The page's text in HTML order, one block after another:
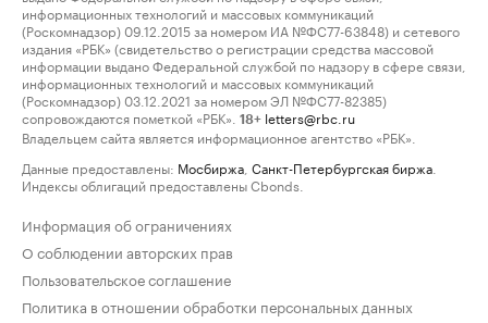
информационных технологий и массовых коммуникаций
(Роскомнадзор) 09.12.2015 за номером ИА №ФС77-63848) и сетевого
издания «РБК» (свидетельство о регистрации средства массовой
информации выдано Федеральной службой по надзору в сфере связи,
информационных технологий и массовых коммуникаций
(Роскомнадзор) 03.12.2021 за номером ЭЛ №ФС77-82385)
сопровождаются пометкой «РБК».
18+ letters@rbc.ru
Владельцем сайта является информационное агентство «РБК».
Данные предоставлены: Мосбиржа Санкт-Петербургская биржа
Индексы облигаций предоставлены Cbonds.
Информация об ограничениях
О соблюдении авторских прав
Пользовательское соглашение
Политика в отношении обработки персональных данных